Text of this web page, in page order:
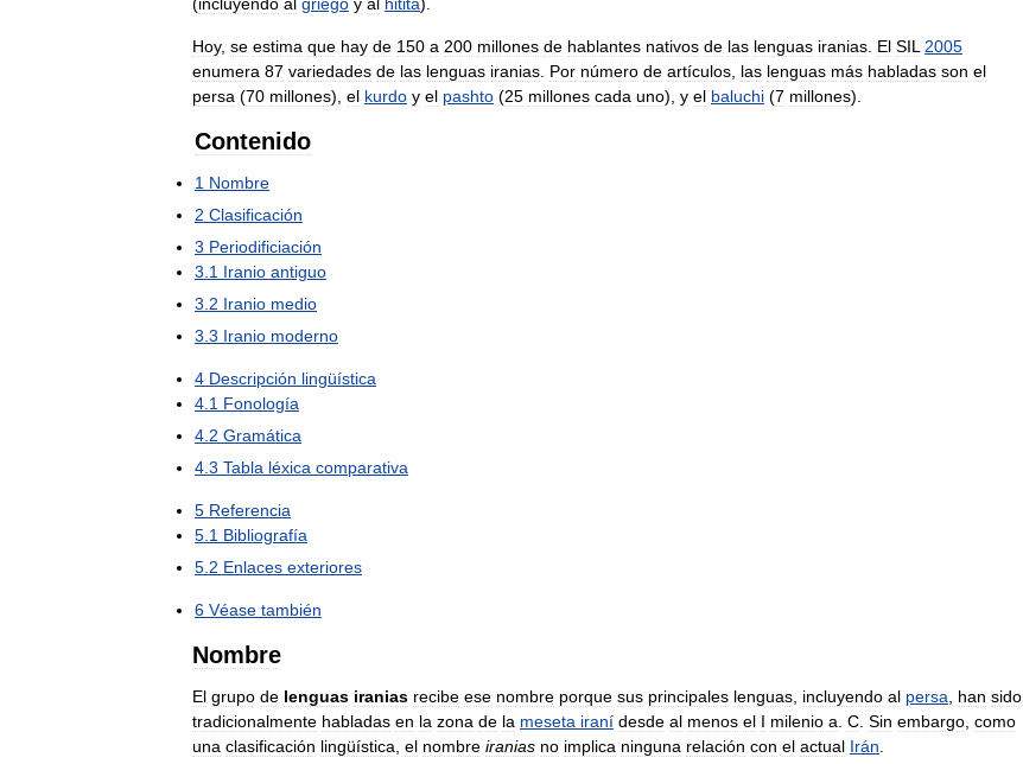
Hoy, se estima que hay de 150 a 200 millones de hablantes nativos de las lenguas iranias El SIL 2005
enumera 87 variedades de las lenguas iranias Por número de artículos las lenguas más habladas son el
persa (70 millones), el kurdo y el pashto (25 millones cada uno), y el baluchi (7 millones).
Contenido
1 Nombre
2 Clasificación
3 Periodificiación
3 1 Iranio antiguo
3 2 Iranio medio
3 3 Iranio moderno
4 Descripción lingüística
4 1 Fonología
4 2 Gramática
4 3 Tabla léxica comparativa
5 Referencia
5 1 Bibliografía
5 2 Enlaces exteriores
6 Véase también
Nombre
El grupo de lenguas iranias recibe ese nombre porque sus principales lenguas incluyendo al persa han sido
tradicionalmente habladas en la zona de la meseta iraní desde al menos el I milenio a C Sin embargo como
una clasificación lingüística el nombre iranias no implica ninguna relación con el actual Irán